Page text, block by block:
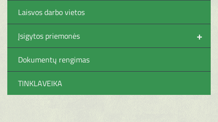
Laisvos darbo vietos
+
Įsigytos priemonės
Dokumentų rengimas
TINKLAVEIKA